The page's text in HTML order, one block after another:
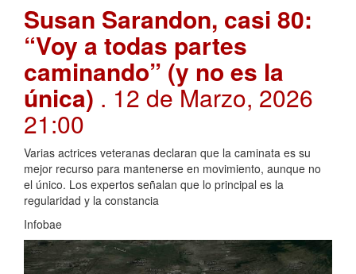
Susan Sarandon, casi 80:
“Voy a todas partes
caminando” (y no es la
única) . 12 de Marzo, 2026
21:00
Varias actrices veteranas declaran que la caminata es su
mejor recurso para mantenerse en movimiento, aunque no
el único. Los expertos señalan que lo principal es la
regularidad y la constancia
Infobae